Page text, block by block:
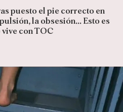
puesto el pie correcto en
la obsesión... Esto es
con TOC